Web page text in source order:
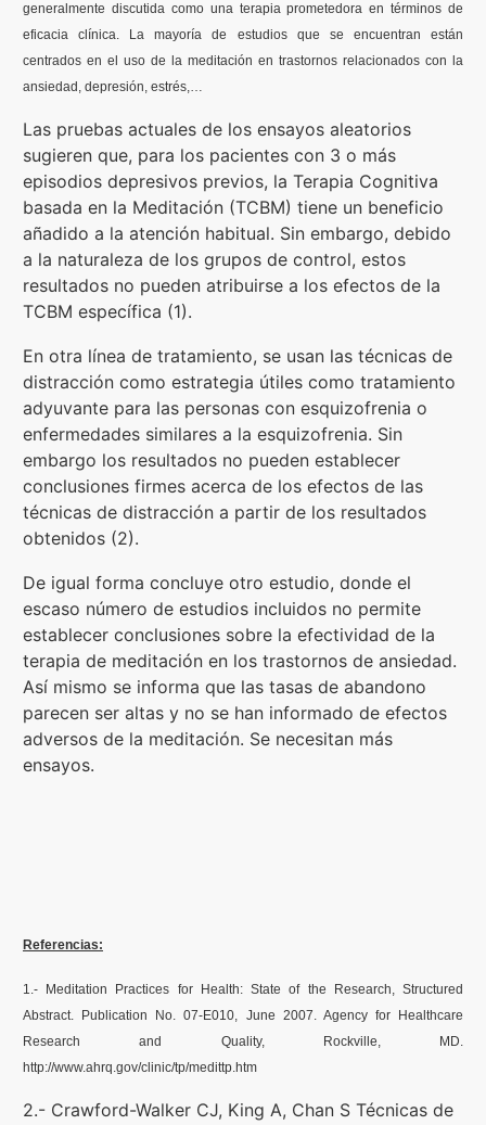
generalmente discutida como una terapia prometedora en términos de
eficacia clínica. La mayoría de estudios que se encuentran están
centrados en el uso de la meditación en trastornos relacionados con la
ansiedad, depresión, estrés,…
Las pruebas actuales de los ensayos aleatorios
sugieren que, para los pacientes con 3 o más
episodios depresivos previos, la Terapia Cognitiva
basada en la Meditación (TCBM) tiene un beneficio
añadido a la atención habitual. Sin embargo, debido
a la naturaleza de los grupos de control, estos
resultados no pueden atribuirse a los efectos de la
TCBM específica (1).
En otra línea de tratamiento, se usan las técnicas de
distracción como estrategia útiles como tratamiento
adyuvante para las personas con esquizofrenia o
enfermedades similares a la esquizofrenia. Sin
embargo los resultados no pueden establecer
conclusiones firmes acerca de los efectos de las
técnicas de distracción a partir de los resultados
obtenidos (2).
De igual forma concluye otro estudio, donde el
escaso número de estudios incluidos no permite
establecer conclusiones sobre la efectividad de la
terapia de meditación en los trastornos de ansiedad.
Así mismo se informa que las tasas de abandono
parecen ser altas y no se han informado de efectos
adversos de la meditación. Se necesitan más
ensayos.
Referencias:
1.- Meditation Practices for Health: State of the Research, Structured
Abstract. Publication No. 07-E010, June 2007. Agency for Healthcare
Research and Quality, Rockville, MD.
http://www.ahrq.gov/clinic/tp/medittp.htm
2.- Crawford-Walker CJ, King A, Chan S Técnicas de